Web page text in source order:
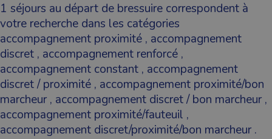
1 séjours au départ de bressuire correspondent à
votre recherche dans les catégories
accompagnement proximité , accompagnement
discret , accompagnement renforcé ,
accompagnement constant , accompagnement
discret / proximité , accompagnement proximité/bon
marcheur , accompagnement discret / bon marcheur ,
accompagnement proximité/fauteuil ,
accompagnement discret/proximité/bon marcheur .